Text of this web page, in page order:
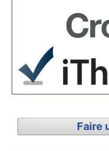
Faire